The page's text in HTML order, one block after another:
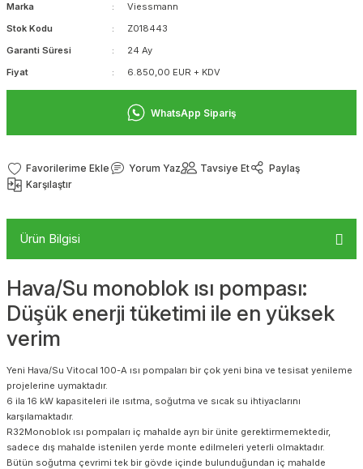
Marka
Viessmann
Stok Kodu
Z018443
Garanti Süresi
24 Ay
Fiyat
6.850,00 EUR + KDV
WhatsApp Sipariş
Yorum Yaz Tavsiye Et
Paylaş
Karşılaştır
Ürün Bilgisi
Hava/Su monoblok ısı pompası:
Düşük enerji tüketimi ile en yüksek
verim
Yeni Hava/Su Vitocal 100-A ısı pompaları bir çok yeni bina ve tesisat yenileme
projelerine uymaktadır.
6 ila 16 kW kapasiteleri ile ısıtma, soğutma ve sıcak su ihtiyaclarını
karşılamaktadır.
R32Monoblok ısı pompaları iç mahalde ayrı bir ünite gerektirmemektedir,
sadece dış mahalde istenilen yerde monte edilmeleri yeterli olmaktadır.
Bütün soğutma çevrimi tek bir gövde içinde bulunduğundan iç mahalde